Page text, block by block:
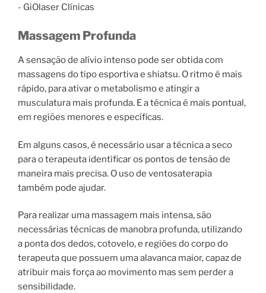
Massagem Profunda
A sensação de alívio intenso pode ser obtida com
massagens do tipo esportiva e shiatsu. O ritmo é mais
rápido, para ativar o metabolismo e atingir a
musculatura mais profunda. E a técnica é mais pontual,
em regiões menores e específicas.
Em alguns casos, é necessário usar a técnica a seco
para o terapeuta identificar os pontos de tensão de
maneira mais precisa. O uso de ventosaterapia
também pode ajudar.
Para realizar uma massagem mais intensa, são
necessárias técnicas de manobra profunda, utilizando
a ponta dos dedos, cotovelo, e regiões do corpo do
terapeuta que possuem uma alavanca maior, capaz de
atribuir mais força ao movimento mas sem perder a
sensibilidade.